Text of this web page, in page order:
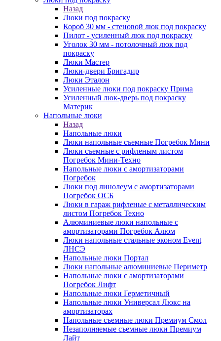
Назад
Люки под покраску
Короб 30 мм - стеновой люк под покраску
Пилот - усиленный люк под покраску
Уголок 30 мм - потолочный люк под
покраску
Люки Мастер
Люки-двери Бригадир
Люки Эталон
Усиленные люки под покраску Прима
Усиленный люк-дверь под покраску
Материк
Напольные люки
Назад
Напольные люки
Люки напольные съемные Погребок Мини
Люки съемные с рифленым листом
Погребок Мини-Техно
Напольные люки с амортизаторами
Погребок
Люки под линолеум с амортизаторами
Погребок ОСБ
Люки в гараж рифленые с металлическим
листом Погребок Техно
Алюминиевые люки напольные с
амортизаторами Погребок Алюм
Люки напольные стальные эконом Event
ЛНСЭ
Напольные люки Портал
Люки напольные алюминиевые Периметр
Напольные люки с амортизаторами
Погребок Лифт
Напольные люки Герметичный
Напольные люки Универсал Люкс на
амортизаторах
Напольные съемные люки Премиум Смол
Незаполняемые съемные люки Премиум
Лайт